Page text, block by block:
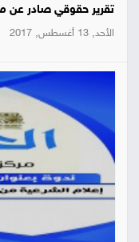
تقرير حقوقي صادر عن
الأحد, 13 أغسطس, 2017